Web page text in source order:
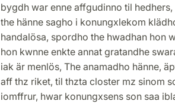
bygdh war enne affgudinno til
the hänne sagho i konungxlekom
handalösa, spordho the hwadhan hon
hon kwnne enkte annat gratandhe
iak är menlös, The anamadho hänne,
aff thz riket, til thzta closter mz sinom
iomffrur, hwar konungxsens son saa